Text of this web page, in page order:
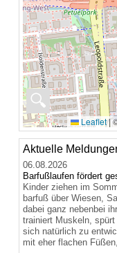
🔍
Leaflet|
Aktuelle
06.08.2026
Barfußlaufen fördert
Kinder ziehen im
barfuß über Wiesen,
dabei ganz nebenbei
trainiert Muskeln,
sich natürlich zu
mit eher flachen